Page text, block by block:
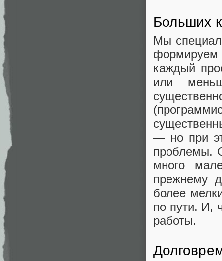
Больших
Мы
каждый
или
— но при
проблемы.
много
прежнему
более
по пути. И,
работы.